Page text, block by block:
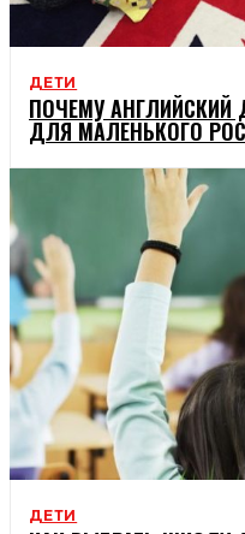
ДЕТИ
ПОЧЕМУ
ДЛЯ МАЛЕНЬКОГО
ДЕТИ